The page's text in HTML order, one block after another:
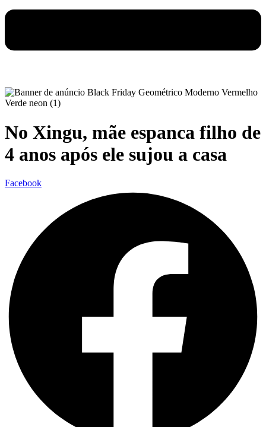
No Xingu, mãe espanca filho de
4 anos após ele sujou a casa
Facebook